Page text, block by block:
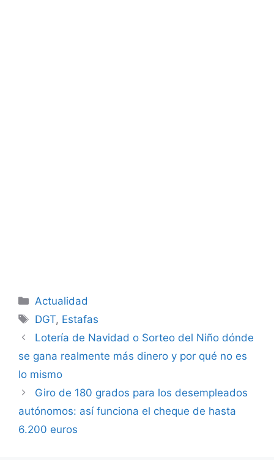
Categorías
Actualidad
Etiquetas
DGT, Estafas
Lotería de Navidad o Sorteo del Niño dónde
se gana realmente más dinero y por qué no es
lo mismo
Giro de 180 grados para los desempleados
autónomos: así funciona el cheque de hasta
6.200 euros